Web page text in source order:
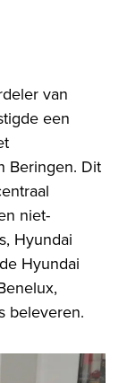
van
een
Beringen. Dit
niet-
Hyundai
Hyundai
beleveren.